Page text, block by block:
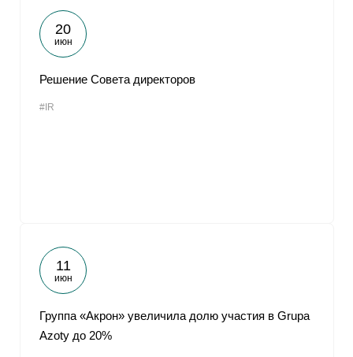
20
июн
Решение Совета директоров
#IR
11
июн
Группа «Акрон» увеличила долю участия в Grupa
Azoty до 20%